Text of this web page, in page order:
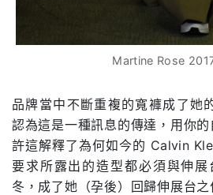
Martine Rose
品牌當中不斷重複的寬褲成了她
認為這是一種訊息的傳達，用你
許這解釋了為何如今的 Calvin
要求所露出的造型都必須與伸
冬，成了她（孕後）回歸伸展台